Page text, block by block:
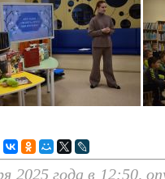
2025 года в 12:50,